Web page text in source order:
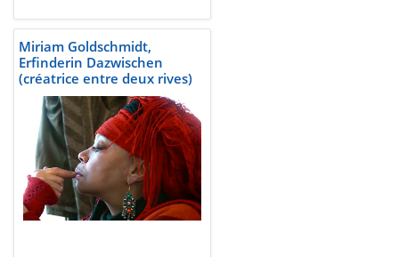
Miriam Goldschmidt,
Erfinderin Dazwischen
(créatrice entre deux rives)